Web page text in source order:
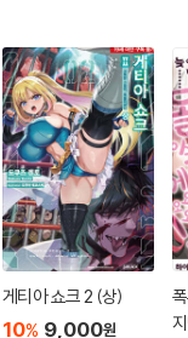
게티아 쇼크 2 (상)
10% 9,000원